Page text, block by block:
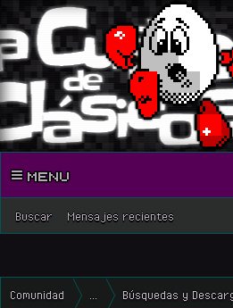
Buscar Mensajes recientes
MENU
Comunidad Búsquedas y